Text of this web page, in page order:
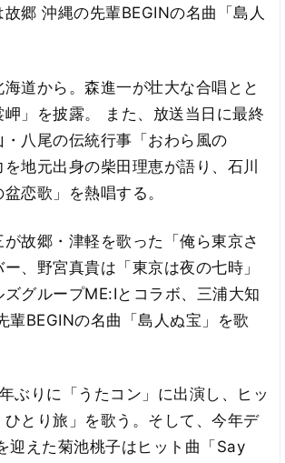
郷 沖縄の先輩BEGINの名曲「島人
道から。森進一が壮大な合唱とと
岬」を披露。 また、放送当日に最終
・八尾の伝統行事「おわら風の
地元出身の柴田理恵が語り、石川
恋歌」を熱唱する。
故郷・津軽を歌った「俺ら東京さ
、野宮真貴は「東京は夜の七時」
ズグループME:Iとコラボ、三浦大知
輩BEGINの名曲「島人ぬ宝」を歌
ぶりに「うたコン」に出演し、ヒッ
ひとり旅」を歌う。そして、今年デ
迎えた菊池桃子はヒット曲「Say